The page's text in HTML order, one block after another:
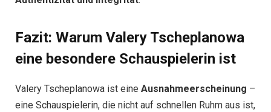
Fazit: Warum Valery Tscheplanowa
eine besondere Schauspielerin ist
Valery Tscheplanowa ist eine Ausnahmeerscheinung –
eine Schauspielerin, die nicht auf schnellen Ruhm aus ist,